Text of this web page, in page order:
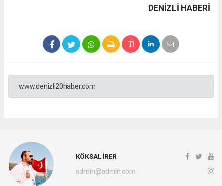
DENIZLI HABERİ
www.denizli20haber.com
KÖKSAL İRER
admin@admin.com